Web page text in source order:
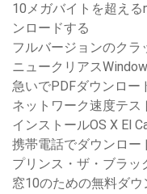
10メガバイトを超え
ンロードする
フルバージョンのクラ
ニュークリアス
急いでPDFダウンロー
ネットワーク速度テス
インストールOS X El
携帯電話でダウンロー
プリンス・ザ・ブラッ
窓10のための無料ダ